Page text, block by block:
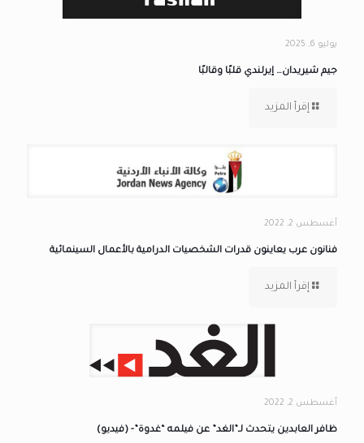
يوليو 6, 2025
جيم شيريدان… إيرلندي قلبًا وقالبًا
إقرأ المزيد
أغسطس 2, 2022
فنانون عرب يعاينون قدرات الشخصيات الدرامية بالأعمال السينمائية
إقرأ المزيد
أغسطس 2, 2022
ظافر العابدين يتحدث لـ”الغد” عن فيلمه “غدوة”- (فيديو)